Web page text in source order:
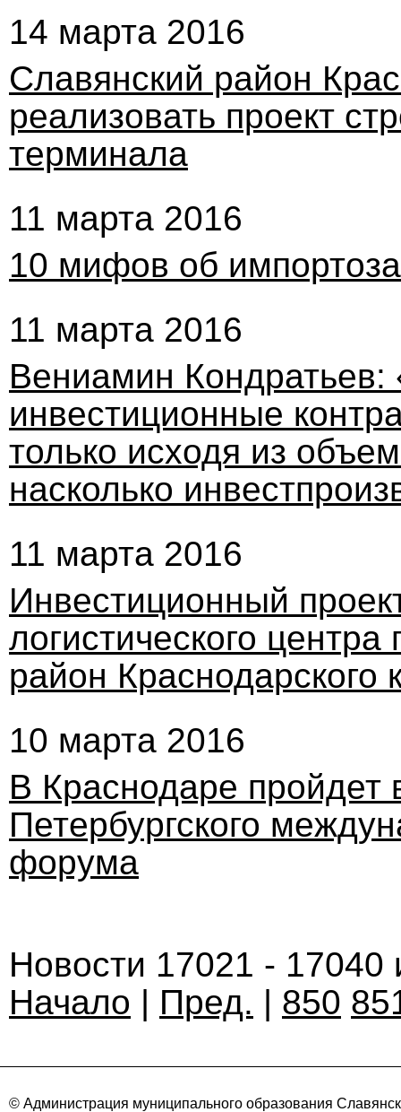
14 марта 2016
Славянский район
реализовать проект
терминала
11 марта 2016
10 мифов об
11 марта 2016
Вениамин
инвестиционные
только исходя из
насколько
11 марта 2016
Инвестиционный
логистического
район Краснодарского
10 марта 2016
В Краснодаре пройдет
Петербургского
форума
Новости 17021 - 17040
Начало | Пред. | 850
© Администрация муниципального образования